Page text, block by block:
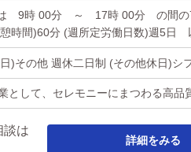
9時 00分 ～ 17時 00分 の間の
時間)60分 (週所定労働日数)週5日
)その他 週休二日制 (その他休日)シ
として、セレモニーにまつわる高品
談は
詳細をみる